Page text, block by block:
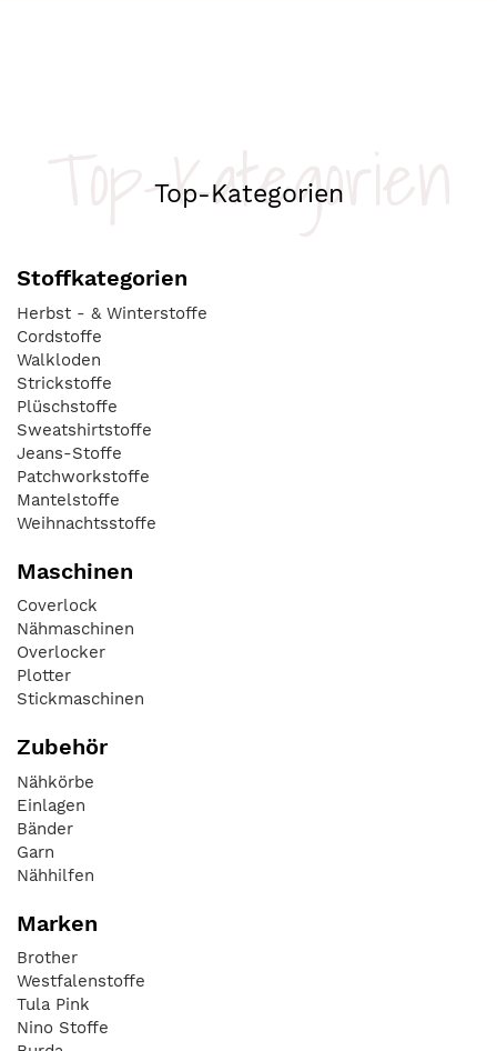
Top-Kategorien
Top-Kategorien
Stoffkategorien
Herbst - & Winterstoffe
Cordstoffe
Walkloden
Strickstoffe
Plüschstoffe
Sweatshirtstoffe
Jeans-Stoffe
Patchworkstoffe
Mantelstoffe
Weihnachtsstoffe
Maschinen
Coverlock
Nähmaschinen
Overlocker
Plotter
Stickmaschinen
Zubehör
Nähkörbe
Einlagen
Bänder
Garn
Nähhilfen
Marken
Brother
Westfalenstoffe
Tula Pink
Nino Stoffe